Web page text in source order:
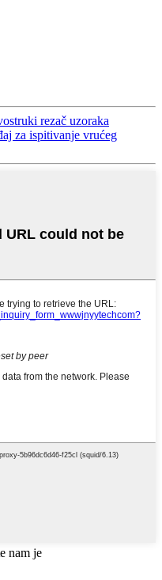
rezač uzoraka
za ispitivanje vrućeg
nam je